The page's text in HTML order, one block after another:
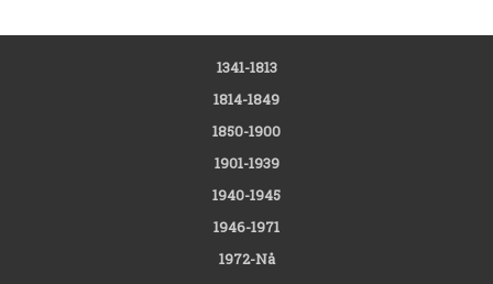
1341-1813
1814-1849
1850-1900
1901-1939
1940-1945
1946-1971
1972-Nå